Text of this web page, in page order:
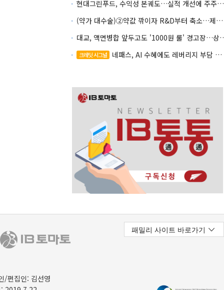
현대그린푸드, 수익성 본궤도…실적 개선에 주주환원까지
(약가 대수술)②약값 깎이자 R&D부터 축소…제약업계 비상경영 돌입
대교, 액면병합 앞두고
크레딧 시그널 네패스, AI 수혜에도 레버리지 부담 여전
/편집인: 김선영